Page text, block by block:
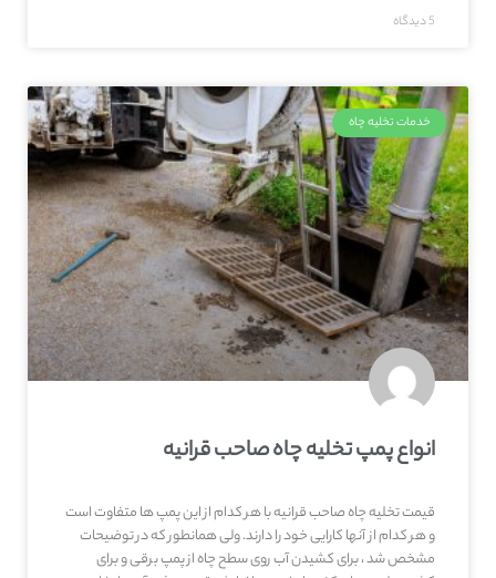
5 دیدگاه
خدمات تخلیه چاه
انواع پمپ تخلیه چاه صاحب‌ قرانیه
قیمت تخلیه چاه صاحب‌ قرانیه با هر کدام از این پمپ ها متفاوت است
و هر کدام از آنها کارایی خود را دارند. ولی همانطور که در توضیحات
مشخص شد ، برای کشیدن آب روی سطح چاه از پمپ برقی و برای